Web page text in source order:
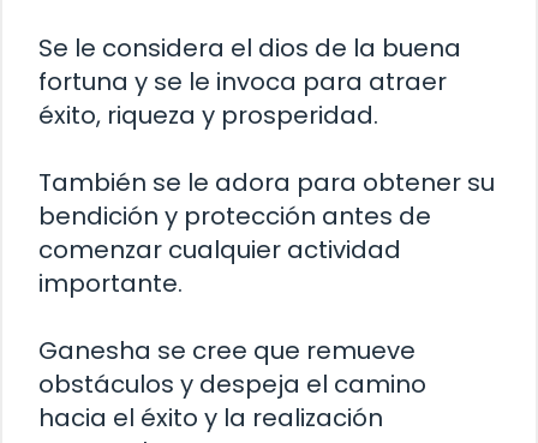
Se le considera el dios de la buena
fortuna y se le invoca para atraer
éxito, riqueza y prosperidad.
También se le adora para obtener su
bendición y protección antes de
comenzar cualquier actividad
importante.
Ganesha se cree que remueve
obstáculos y despeja el camino
hacia el éxito y la realización